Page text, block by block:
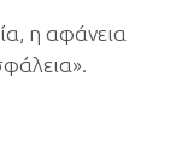
η αφάνεια